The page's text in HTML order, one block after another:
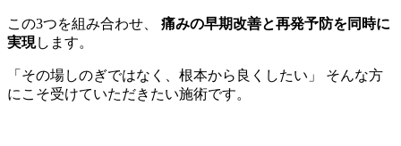
この3つを組み合わせ、 痛みの早期改善と再発予防を同時に
実現します。
「その場しのぎではなく、根本から良くしたい」 そんな方
にこそ受けていただきたい施術です。